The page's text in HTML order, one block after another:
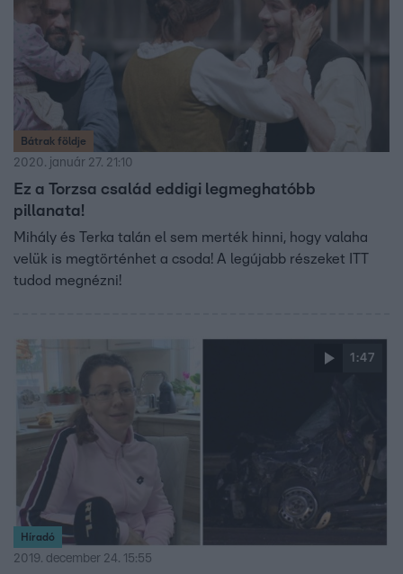
Bátrak földje
2020. január 27. 21:10
Ez a Torzsa család eddigi legmeghatóbb
pillanata!
Mihály és Terka talán el sem merték hinni, hogy valaha
velük is megtörténhet a csoda! A legújabb részeket ITT
tudod megnézni!
1:47
Híradó
2019. december 24. 15:55